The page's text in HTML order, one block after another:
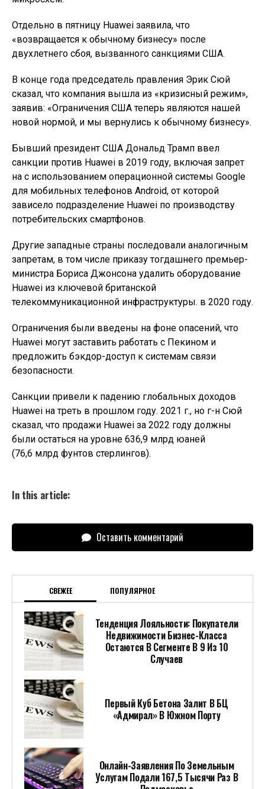
Отдельно в пятницу Huawei заявила, что
«возвращается к обычному бизнесу» после
двухлетнего сбоя, вызванного санкциями США.
В конце года председатель правления Эрик Сюй
сказал, что компания вышла из «кризисный режим»,
заявив: «Ограничения США теперь являются нашей
новой нормой, и мы вернулись к обычному бизнесу».
Бывший президент США Дональд Трамп ввел
санкции против Huawei в 2019 году, включая запрет
на с использованием операционной системы Google
для мобильных телефонов Android, от которой
зависело подразделение Huawei по производству
потребительских смартфонов.
Другие западные страны последовали аналогичным
запретам, в том числе приказу тогдашнего премьер-
министра Бориса Джонсона удалить оборудование
Huawei из ключевой британской
телекоммуникационной инфраструктуры. в 2020 году.
Ограничения были введены на фоне опасений, что
Huawei могут заставить работать с Пекином и
предложить бэкдор-доступ к системам связи
безопасности.
Санкции привели к падению глобальных доходов
Huawei на треть в прошлом году. 2021 г., но г-н Сюй
сказал, что продажи Huawei за 2022 году должны
были остаться на уровне 636,9 млрд юаней
(76,6 млрд фунтов стерлингов).
In this article:
Оставить комментарий
СВЕЖЕЕ ПОПУЛЯРНОЕ
Тенденция Лояльности: Покупатели
Недвижимости Бизнес-Класса
Остаются В Сегменте В 9 Из 10
Случаев
Первый Куб Бетона Залит В БЦ
«Адмирал» В Южном Порту
Онлайн-Заявления По Земельным
Услугам Подали 167,5 Тысячи Раз В